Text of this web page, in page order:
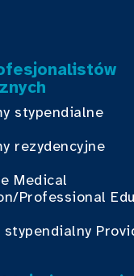
stypendialne
rezydencyjne
Medical
Professional
stypendialny